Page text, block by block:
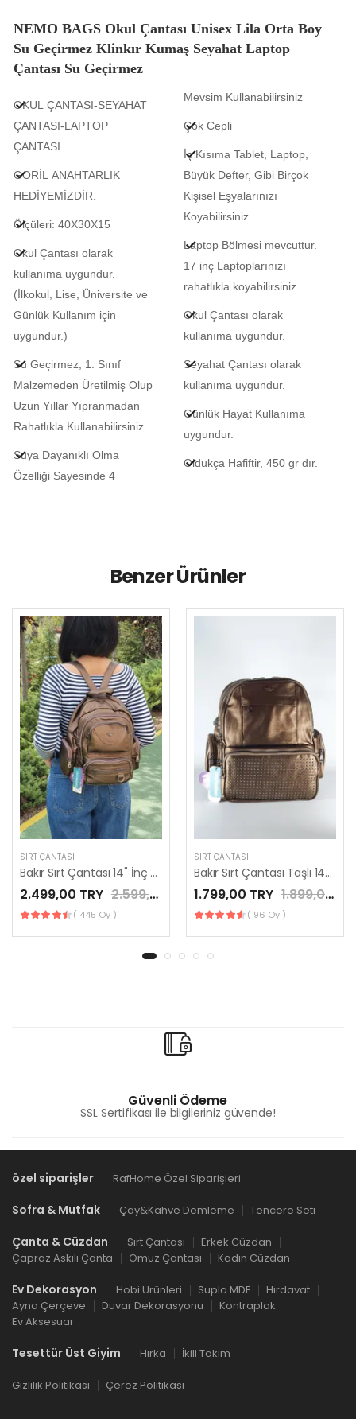
NEMO BAGS Okul Çantası Unisex Lila Orta Boy
Su Geçirmez Klinkır Kumaş Seyahat Laptop
Çantası Su Geçirmez
OKUL ÇANTASI-SEYAHAT
ÇANTASI-LAPTOP
ÇANTASI
GORİL ANAHTARLIK
HEDİYEMİZDİR.
Ölçüleri: 40X30X15
Okul Çantası olarak
kullanıma uygundur.
(İlkokul, Lise, Üniversite ve
Günlük Kullanım için
uygundur.)
Su Geçirmez, 1. Sınıf
Malzemeden Üretilmiş Olup
Uzun Yıllar Yıpranmadan
Rahatlıkla Kullanabilirsiniz
Suya Dayanıklı Olma
Özelliği Sayesinde 4
Mevsim Kullanabilirsiniz
Çok Cepli
İç Kısıma Tablet, Laptop,
Büyük Defter, Gibi Birçok
Kişisel Eşyalarınızı
Koyabilirsiniz.
Laptop Bölmesi mevcuttur.
17 inç Laptoplarınızı
rahatlıkla koyabilirsiniz.
Okul Çantası olarak
kullanıma uygundur.
Seyahat Çantası olarak
kullanıma uygundur.
Günlük Hayat Kullanıma
uygundur.
Oldukça Hafiftir, 450 gr dır.
Benzer Ürünler
SIRT ÇANTASI
Bakır Sırt Çantası 14" İnç Yıkama Deri Mega Bag Yumuşak Deri Kılinkır Bevitton Krinkıl by Nemo Group
2.499,00 TRY 2.599,00 TRY
( 445 Oy )
SIRT ÇANTASI
Bakır Sırt Çantası Taşlı 14" İnç Yıkama Yumuşak Deri 8 Cepli Mega Bag Kılinkır by Nemo Group
1.799,00 TRY 1.899,00 TRY
( 96 Oy )
Güvenli Ödeme
SSL Sertifikası ile bilgileriniz güvende!
özel siparişler RafHome Özel Siparişleri
Sofra & Mutfak Çay&Kahve Demleme Tencere Seti
Çanta & Cüzdan Sırt Çantası
Erkek Cüzdan
Çapraz Askılı Çanta
Omuz Çantası Kadın Cüzdan
Ev Dekorasyon Hobi Ürünleri Supla MDF
Hırdavat
Ayna Çerçeve
Duvar Dekorasyonu
Kontraplak
Ev Aksesuar
Tesettür Üst Giyim Hırka İkili Takım
Gizlilik Politikası Çerez Politikası